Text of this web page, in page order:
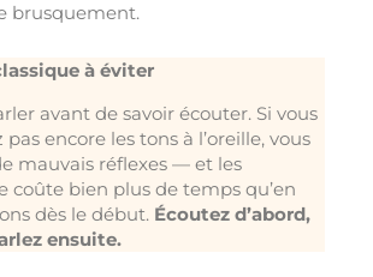
brusquement.
à éviter
avant de savoir écouter. Si vous
encore les tons à l’oreille, vous
mauvais réflexes — et les
coûte bien plus de temps qu’en
dès le début. Écoutez d’abord,
ensuite.